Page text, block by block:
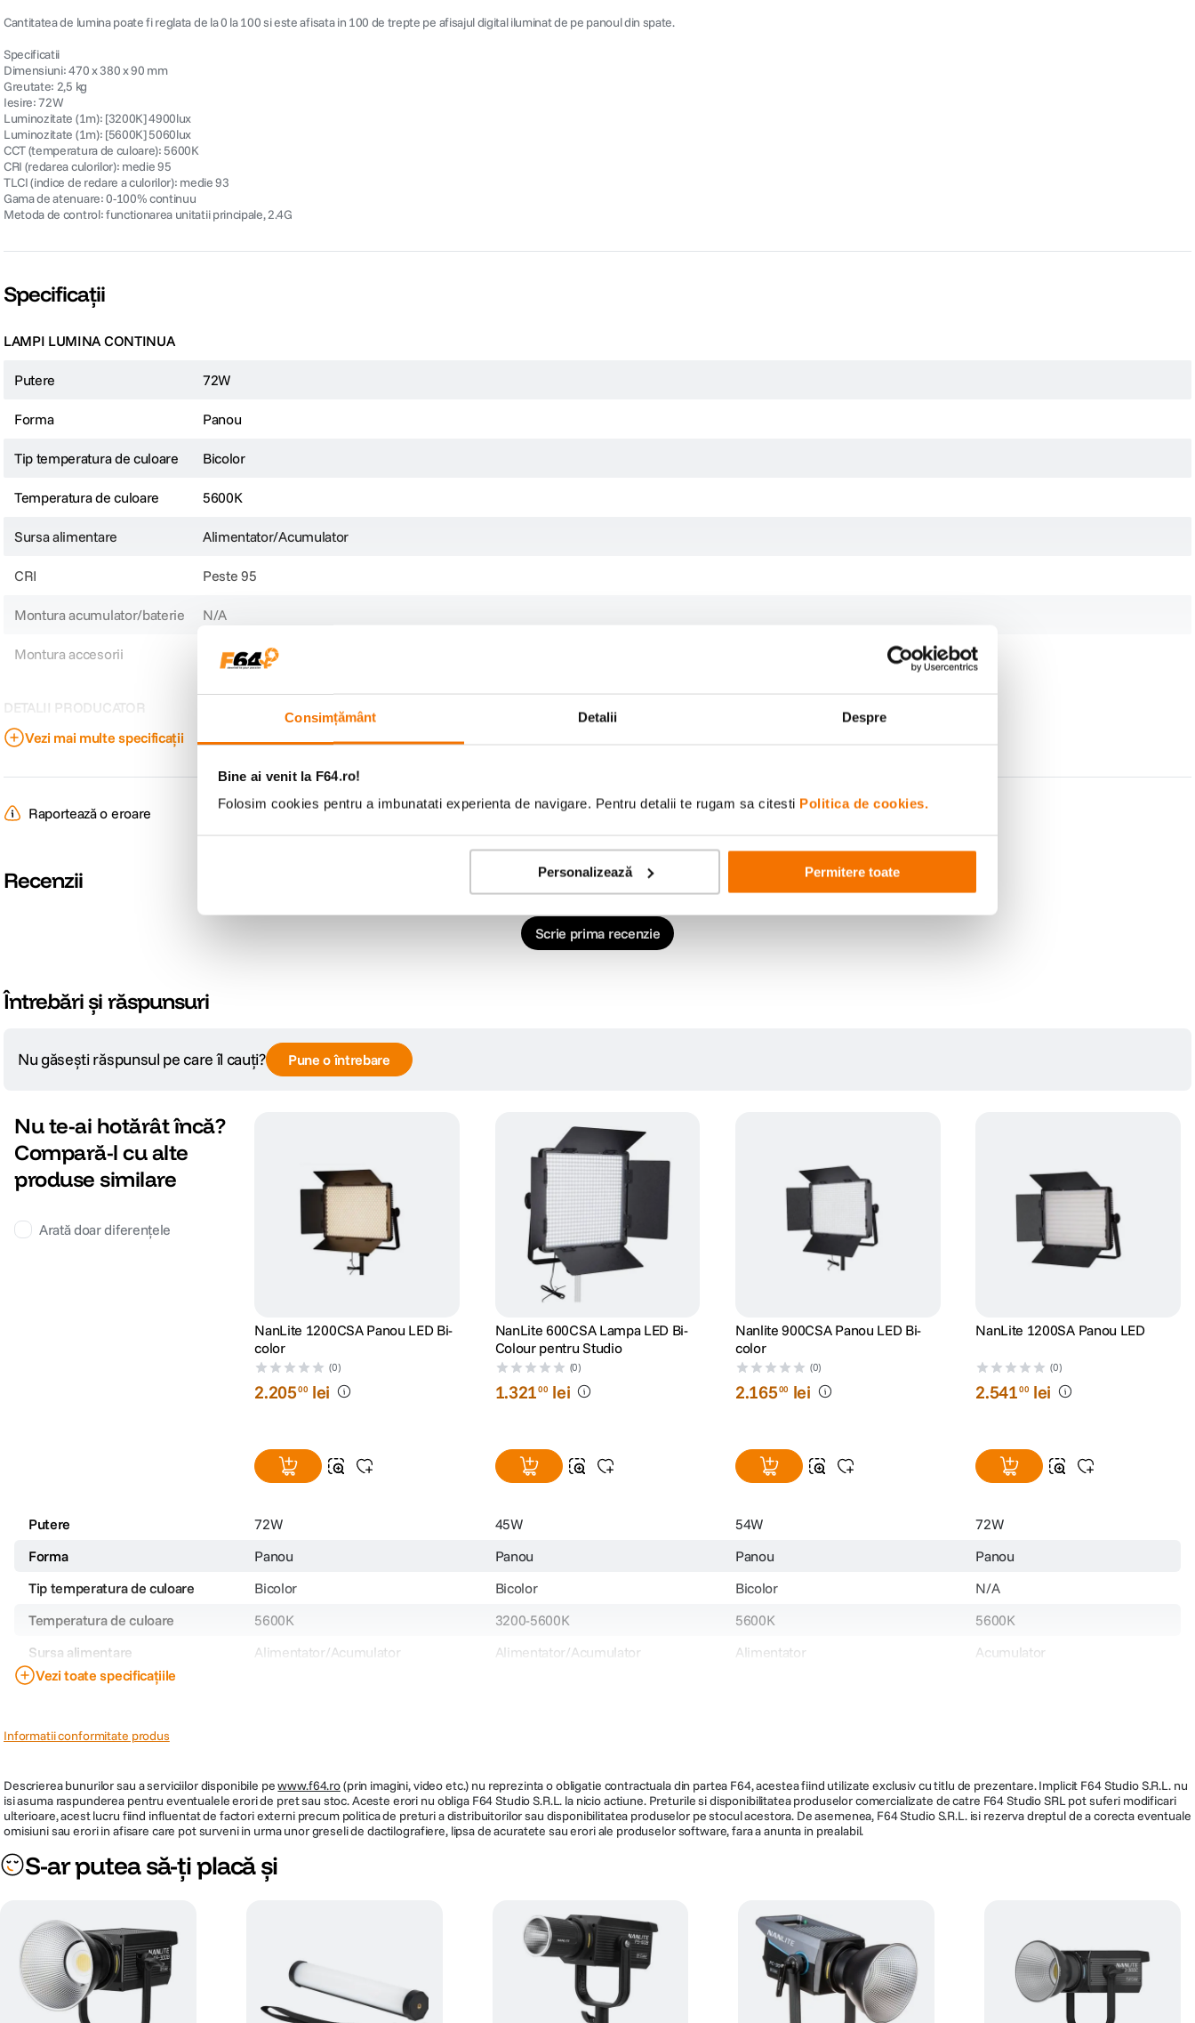
Consimțământ Detalii Despre
Bine ai venit la F64.ro!
Folosim cookies pentru a imbunatati experienta de navigare. Pentru detalii te rugam sa citesti Politica de cookies.
Personalizează Permitere toate
Cantitatea de lumina poate fi reglata de la 0 la 100 si este afisata in 100 de trepte pe afisajul digital iluminat de pe panoul din spate.
Specificatii
Dimensiuni: 470 x 380 x 90 mm
Greutate: 2,5 kg
Iesire: 72W
Luminozitate (1m): [3200K] 4900lux
Luminozitate (1m): [5600K] 5060lux
CCT (temperatura de culoare): 5600K
CRI (redarea culorilor): medie 95
TLCI (indice de redare a culorilor): medie 93
Gama de atenuare: 0-100% continuu
Metoda de control: functionarea unitatii principale, 2.4G
Specificații
LAMPI LUMINA CONTINUA
Putere 72W
Forma Panou
Tip temperatura de culoare Bicolor
Temperatura de culoare 5600K
Sursa alimentare Alimentator/Acumulator
CRI Peste 95
Montura acumulator/baterie N/A
Montura accesorii N/A
DETALII PRODUCATOR
Cod producator 43435
Vezi mai multe specificații
Raportează o eroare
Recenzii
Scrie prima recenzie
Întrebări și răspunsuri
Nu găsești răspunsul pe care îl cauți? Pune o întrebare
Nu te-ai hotărât încă?
Compară-l cu alte
produse similare
Arată doar diferențele
NanLite 1200CSA Panou LED Bi-
color
(0)
2.20500 lei
NanLite 600CSA Lampa LED Bi-
Colour pentru Studio
(0)
1.32100 lei
Nanlite 900CSA Panou LED Bi-
color
(0)
2.16500 lei
NanLite 1200SA Panou LED
(0)
2.54100 lei
Putere 72W 45W 54W
72W
Forma
Panou Panou Panou
Panou
Tip temperatura de culoare
Bicolor Bicolor Bicolor
N/A
Temperatura de culoare
5600K 3200-5600K 5600K
5600K
Sursa alimentare
Alimentator/Acumulator Alimentator/Acumulator Alimentator
Acumulator
CRI
Cod producator
43435 41974 42705
43070
PRP
2205 1321 2165
Vezi toate specificațiile
Informatii conformitate produs
Descrierea bunurilor sau a serviciilor disponibile pewww.f64.ro(prin imagini, video etc.) nu reprezinta o obligatie contractuala din partea F64, acestea fiind utilizate exclusiv cu titlu de prezentare. Implicit F64 Studio S.R.L. nu
isi asuma raspunderea pentru eventualele erori de pret sau stoc. Aceste erori nu obliga F64 Studio S.R.L. la nicio actiune. Preturile si disponibilitatea produselor comercializate de catre F64 Studio SRL pot suferi modificari
ulterioare, acest lucru fiind influentat de factori externi precum politica de preturi a distribuitorilor sau disponibilitatea produselor pe stocul acestora. De asemenea, F64 Studio S.R.L. isi rezerva dreptul de a corecta eventuale
omisiuni sau erori in afisare care pot surveni in urma unor greseli de dactilografiere, lipsa de acuratete sau erori ale produselor software, fara a anunta in prealabil.
S-ar putea să-ți placă și